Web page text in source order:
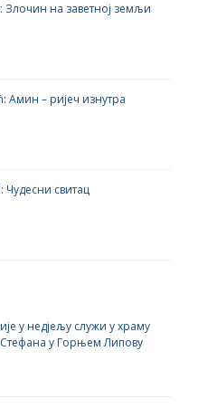
Злочин на заветној земљи
Амин – ријеч изнутра
Чудесни свитац
у недјељу служи у храму
у Горњем Липову